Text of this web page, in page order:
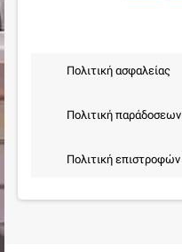
Πολιτική ασφαλείας
Πολιτική παράδοσεων
Πολιτική επιστροφών